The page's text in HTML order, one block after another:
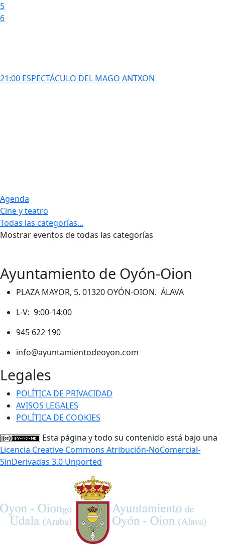
5
6
21:00 ESPECTÁCULO DEL MAGO ANTXON
Agenda
Cine y teatro
Todas las categorías...
Mostrar eventos de todas las categorías
Ayuntamiento de Oyón-Oion
PLAZA MAYOR, 5. 01320 OYÓN-OION. ÁLAVA
L-V: 9:00-14:00
945 622 190
info@ayuntamientodeoyon.com
Legales
POLÍTICA DE PRIVACIDAD
AVISOS LEGALES
POLÍTICA DE COOKIES
Esta página y todo su contenido está bajo una
Licencia Creative Commons Atribución-NoComercial-
SinDerivadas 3.0 Unported